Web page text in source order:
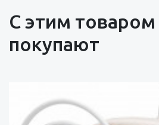
С этим
покупают